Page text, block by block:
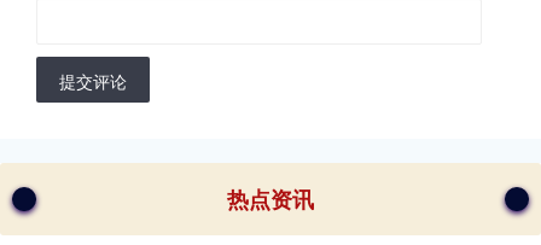
提交评论
热点资讯